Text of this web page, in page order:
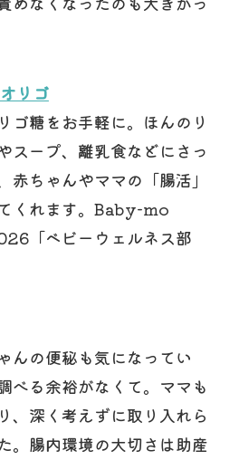
リゴ
ゴ糖をお手軽に。ほんのり
スープ、離乳食などにさっ
赤ちゃんやママの「腸活」
くれます。Baby-mo
「ベビーウェルネス部
んの便秘も気になってい
べる余裕がなくて。ママも
、深く考えずに取り入れら
。腸内環境の大切さは助産